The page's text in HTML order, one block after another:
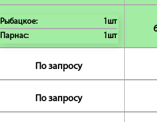
Рыбацкое:
1шт
Парнас:
1шт
По запросу
По запросу